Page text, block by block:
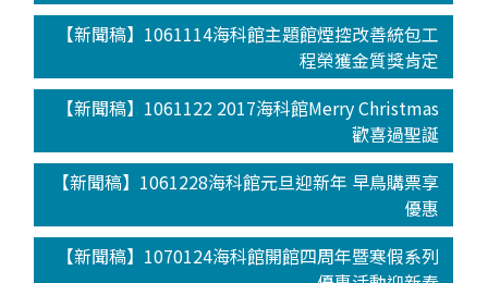
【新聞稿】1061114海科館主題館煙控改善統包工
程榮獲金質獎肯定
【新聞稿】1061122 2017海科館Merry Christmas
歡喜過聖誕
【新聞稿】1061228海科館元旦迎新年 早鳥購票享
優惠
【新聞稿】1070124海科館開館四周年暨寒假系列